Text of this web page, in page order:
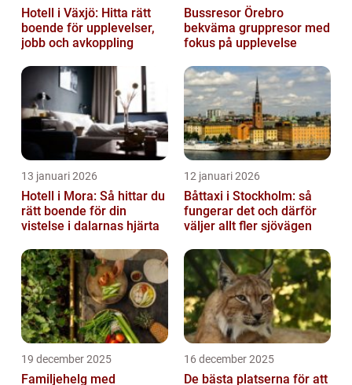
Hotell i Växjö: Hitta rätt
boende för upplevelser,
jobb och avkoppling
Bussresor Örebro
bekväma gruppresor med
fokus på upplevelse
13 januari 2026
Hotell i Mora: Så hittar du
rätt boende för din
vistelse i dalarnas hjärta
12 januari 2026
Båttaxi i Stockholm: så
fungerar det och därför
väljer allt fler sjövägen
19 december 2025
Familjehelg med
16 december 2025
De bästa platserna för att